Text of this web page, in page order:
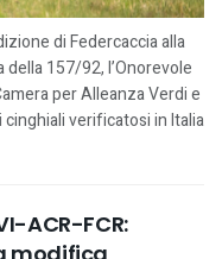
di Federcaccia alla
157/92, l’Onorevole
per Alleanza Verdi e
verificatosi in Italia
ACR-FCR: